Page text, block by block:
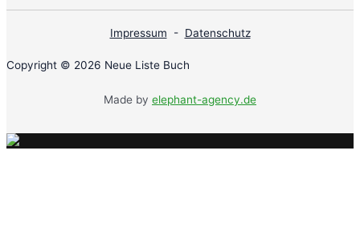
Impressum - Datenschutz
Copyright © 2026 Neue Liste Buch
Made by elephant-agency.de